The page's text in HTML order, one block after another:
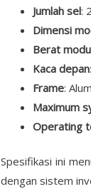
Jumlah sel:
Dimensi
Berat
Kaca depan
Frame:
Maximum
Operating
Spesifikasi ini
dengan sistem